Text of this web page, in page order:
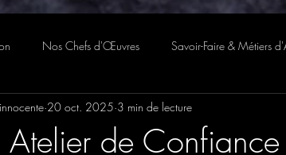
Nos Chefs d'Œuvres Savoir-Faire & Métiers
Transformation & Restauration
Atelier de
20 oct. 2025 3 min de lecture